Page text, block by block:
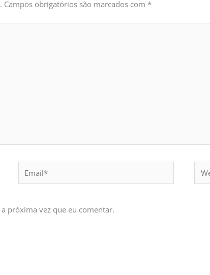
Campos obrigatórios são marcados com *
próxima vez que eu comentar.